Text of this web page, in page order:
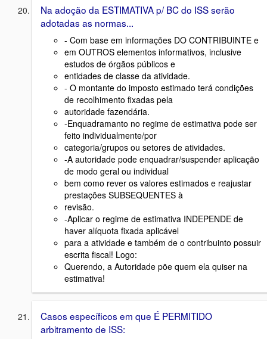
Na adoção da ESTIMATIVA p/ BC do ISS serão
adotadas as normas...
- Com base em informações DO CONTRIBUINTE e
em OUTROS elementos informativos, inclusive
estudos de órgãos públicos e
entidades de classe da atividade.
- O montante do imposto estimado terá condições
de recolhimento fixadas pela
autoridade fazendária.
-Enquadramanto no regime de estimativa pode ser
feito individualmente/por
categoria/grupos ou setores de atividades.
-A autoridade pode enquadrar/suspender aplicação
de modo geral ou individual
bem como rever os valores estimados e reajustar
prestações SUBSEQUENTES à
revisão.
-Aplicar o regime de estimativa INDEPENDE de
haver alíquota fixada aplicável
para a atividade e também de o contribuinto possuir
escrita fiscal! Logo:
Querendo, a Autoridade põe quem ela quiser na
estimativa!
Casos específicos em que É PERMITIDO
arbitramento de ISS: